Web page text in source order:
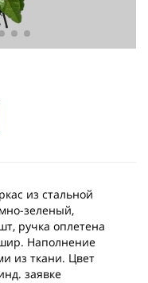
из стальной
зеленый,
ручка оплетена
Наполнение
из ткани. Цвет
заявке